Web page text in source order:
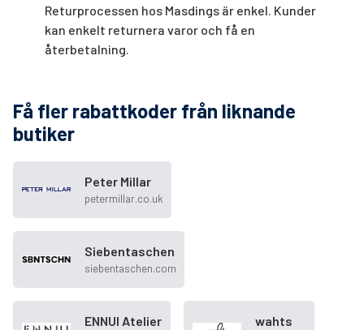
Returprocessen hos Masdings är enkel. Kunder
kan enkelt returnera varor och få en
återbetalning.
Få fler rabattkoder från liknande
butiker
Peter Millar
petermillar.co.uk
Siebentaschen
siebentaschen.com
ENNUI Atelier wahts